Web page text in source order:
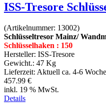
ISS-Tresore
(Artikelnummer: 13002)
Schlüsseltresor Mainz/
Schlüsselhaken : 150
Hersteller: ISS-Tresore
Gewicht.: 47 Kg
Lieferzeit: Aktuell ca. 4-6
457.99 €
inkl. 19 % MwSt.
Details